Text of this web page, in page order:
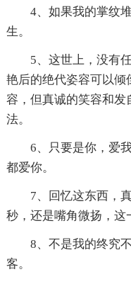
4、如果我的掌纹
生。
5、这世上，没有
艳后的绝代姿容可以倾
容，但真诚的笑容和
法。
6、只要是你，爱
都爱你。
7、回忆这东西，
秒，还是嘴角微扬，这
8、不是我的终究
客。